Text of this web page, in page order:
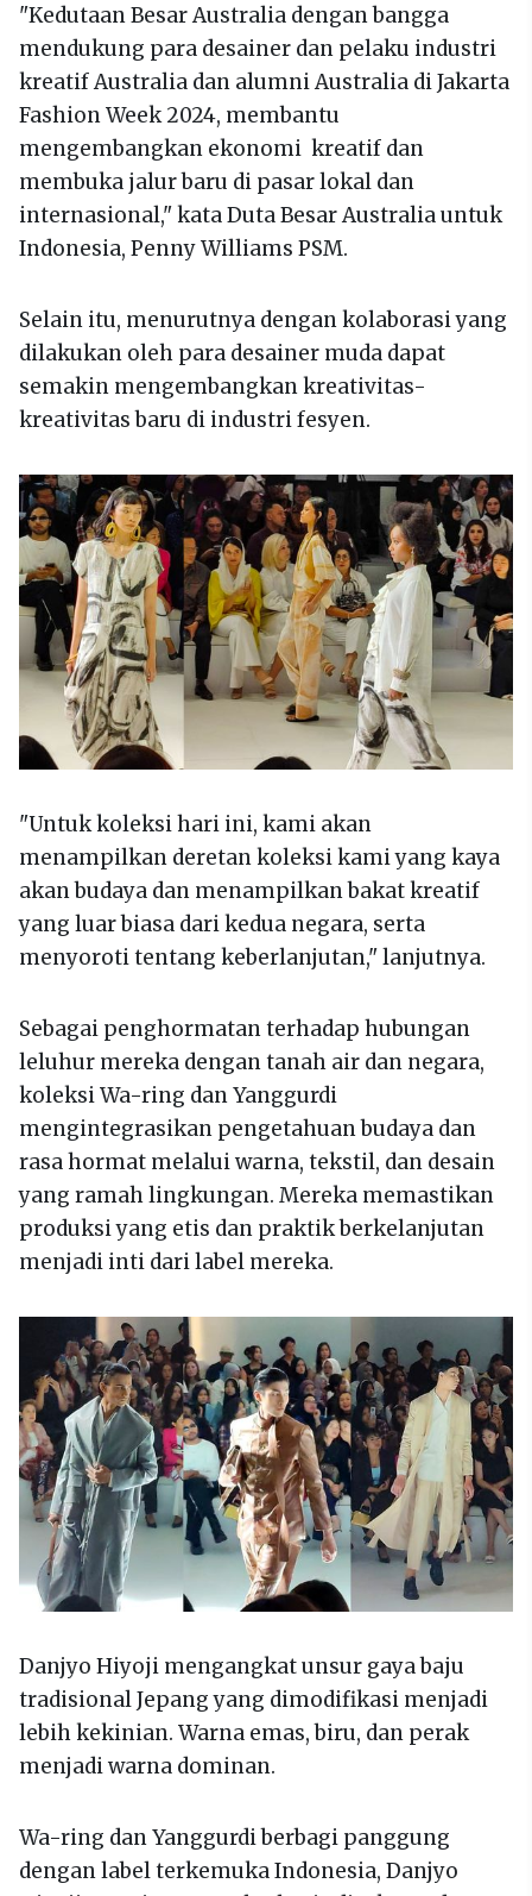
"Kedutaan Besar Australia dengan bangga
mendukung para desainer dan pelaku industri
kreatif Australia dan alumni Australia di Jakarta
Fashion Week 2024, membantu
mengembangkan ekonomi kreatif dan
membuka jalur baru di pasar lokal dan
internasional," kata Duta Besar Australia untuk
Indonesia, Penny Williams PSM.
Selain itu, menurutnya dengan kolaborasi yang
dilakukan oleh para desainer muda dapat
semakin mengembangkan kreativitas-
kreativitas baru di industri fesyen.
"Untuk koleksi hari ini, kami akan
menampilkan deretan koleksi kami yang kaya
akan budaya dan menampilkan bakat kreatif
yang luar biasa dari kedua negara, serta
menyoroti tentang keberlanjutan," lanjutnya.
Sebagai penghormatan terhadap hubungan
leluhur mereka dengan tanah air dan negara,
koleksi Wa-ring dan Yanggurdi
mengintegrasikan pengetahuan budaya dan
rasa hormat melalui warna, tekstil, dan desain
yang ramah lingkungan. Mereka memastikan
produksi yang etis dan praktik berkelanjutan
menjadi inti dari label mereka.
Danjyo Hiyoji mengangkat unsur gaya baju
tradisional Jepang yang dimodifikasi menjadi
lebih kekinian. Warna emas, biru, dan perak
menjadi warna dominan.
Wa-ring dan Yanggurdi berbagi panggung
dengan label terkemuka Indonesia, Danjyo